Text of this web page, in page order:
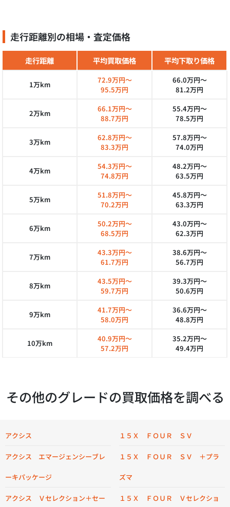
走行距離別の相場・査定価格
走行距離 平均買取価格 平均下取り価格
1万km
72.9万円～
95.5万円
66.0万円～
81.2万円
2万km
66.1万円～
88.7万円
55.4万円～
78.5万円
3万km
62.8万円～
83.3万円
57.8万円～
74.0万円
4万km
54.3万円～
74.8万円
48.2万円～
63.5万円
5万km
51.8万円～
70.2万円
45.8万円～
63.3万円
6万km
50.2万円～
68.5万円
43.0万円～
62.3万円
7万km
43.3万円～
61.7万円
38.6万円～
56.7万円
8万km
43.5万円～
59.7万円
39.3万円～
50.6万円
9万km
41.7万円～
58.0万円
36.6万円～
48.8万円
10万km
40.9万円～
57.2万円
35.2万円～
49.4万円
その他のグレードの買取価格を調べる
アクシス
アクシス エマージェンシーブレ
ーキパッケージ
アクシス Ｖセレクション＋セー
１５Ｘ ＦＯＵＲ ＳＶ
１５Ｘ ＦＯＵＲ ＳＶ ＋プラ
ズマ
１５Ｘ ＦＯＵＲ Ｖセレクショ